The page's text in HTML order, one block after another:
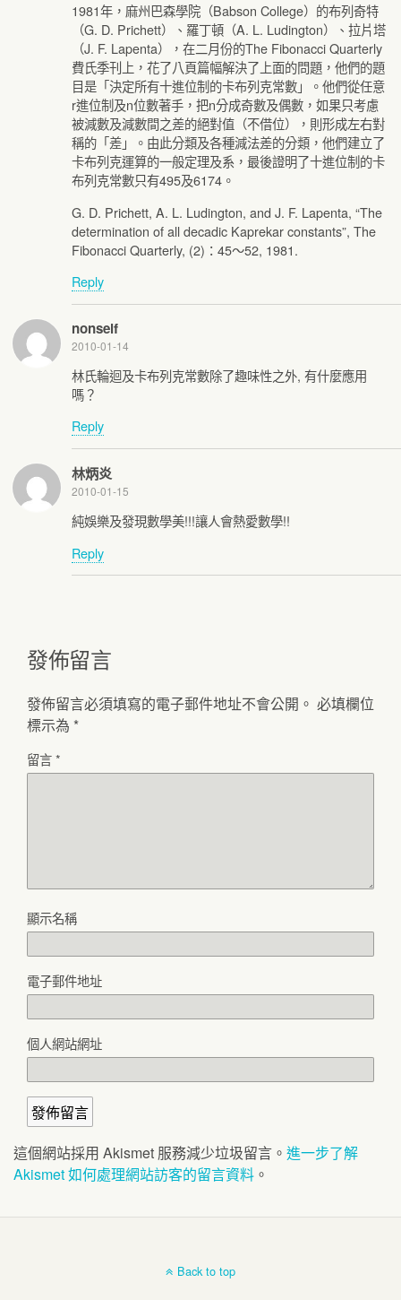
1981年，麻州巴森學院（Babson College）的布列奇特
（G. D. Prichett）、羅丁頓（A. L. Ludington）、拉片塔
（J. F. Lapenta），在二月份的The Fibonacci Quarterly
費氏季刊上，花了八頁篇幅解決了上面的問題，他們的題
目是「決定所有十進位制的卡布列克常數」。他們從任意
r進位制及n位數著手，把n分成奇數及偶數，如果只考慮
被減數及減數間之差的絕對值（不借位），則形成左右對
稱的「差」。由此分類及各種減法差的分類，他們建立了
卡布列克運算的一般定理及系，最後證明了十進位制的卡
布列克常數只有495及6174。
G. D. Prichett, A. L. Ludington, and J. F. Lapenta, “The
determination of all decadic Kaprekar constants”, The
Fibonacci Quarterly, (2)：45～52, 1981.
Reply
nonself
2010-01-14
林氏輪迴及卡布列克常數除了趣味性之外, 有什麼應用
嗎？
Reply
林炳炎
2010-01-15
純娛樂及發現數學美!!!讓人會熱愛數學!!
Reply
發佈留言
發佈留言必須填寫的電子郵件地址不會公開。 必填欄位
標示為 *
留言*
顯示名稱
電子郵件地址
個人網站網址
這個網站採用 Akismet 服務減少垃圾留言。 進一步了解
Akismet 如何處理網站訪客的留言資料 。
Back to top